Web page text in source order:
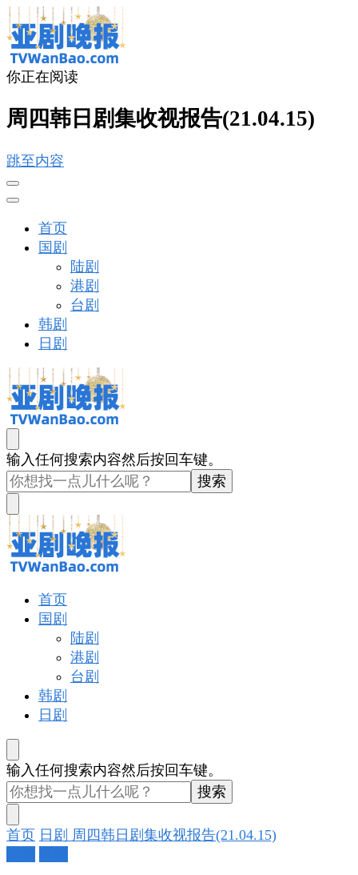
你正在阅读
周四韩日剧集收视报告(21.04.15)
跳至内容
首页
国剧
陆剧
港剧
台剧
韩剧
日剧
亚剧晚报
戏里戏外看亚洲
找
什
么
东
西
吗?
输入任何搜索内容然后按回车键。
亚剧晚报
戏里戏外看亚洲
首页
国剧
陆剧
港剧
台剧
韩剧
日剧
找
什
么
东
西
吗?
输入任何搜索内容然后按回车键。
首页 日剧 周四韩日剧集收视报告(21.04.15)